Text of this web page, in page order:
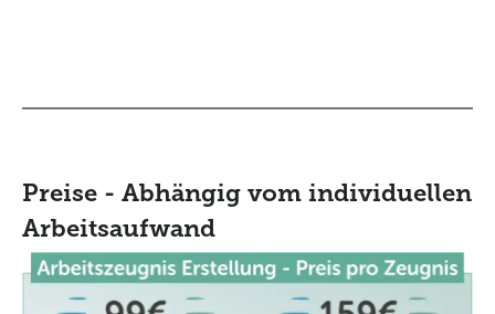
Preise - Abhängig vom individuellen
Arbeitsaufwand